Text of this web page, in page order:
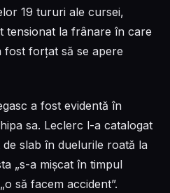
19 tururi ale cursei,
tensionat la frânare în care
fost forțat să se apere
a fost evidentă în
sa. Leclerc l-a catalogat
slab în duelurile roată la
„s-a mișcat în timpul
să facem accident”.